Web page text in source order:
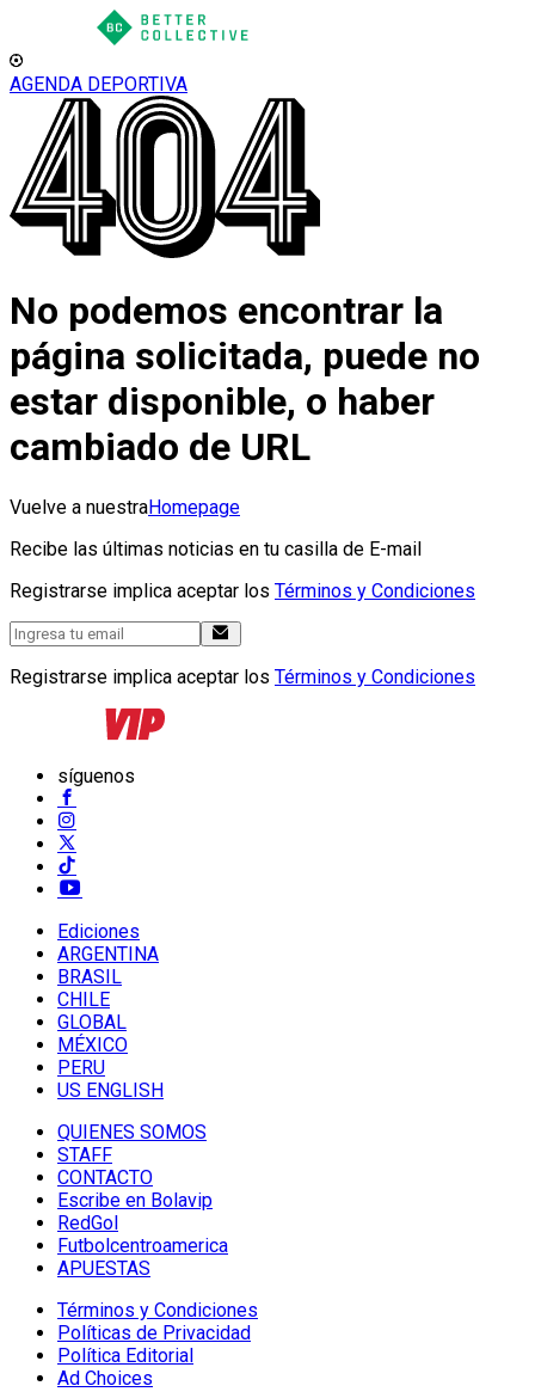
AGENDA DEPORTIVA
No podemos encontrar la
página solicitada, puede no
estar disponible, o haber
cambiado de URL
Vuelve a nuestraHomepage
Recibe las últimas noticias en tu casilla de E-mail
Registrarse implica aceptar los Términos y Condiciones
Registrarse implica aceptar los Términos y Condiciones
síguenos
Ediciones
ARGENTINA
BRASIL
CHILE
GLOBAL
MÉXICO
PERU
US ENGLISH
QUIENES SOMOS
STAFF
CONTACTO
Escribe en Bolavip
RedGol
Futbolcentroamerica
APUESTAS
Términos y Condiciones
Políticas de Privacidad
Política Editorial
Ad Choices